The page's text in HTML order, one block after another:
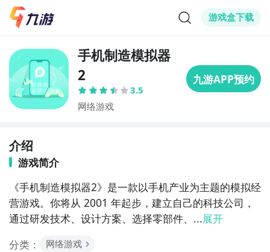
游戏盒下载
手机制造模拟器
2
3.5
网络游戏
介绍
游戏简介
《手机制造模拟器2》是一款以手机产业为主题的模拟经
营游戏。你将从 2001 年起步，建立自己的科技公司，
通过研发技术、设计方案、选择零部件、...展开
分类：
网络游戏